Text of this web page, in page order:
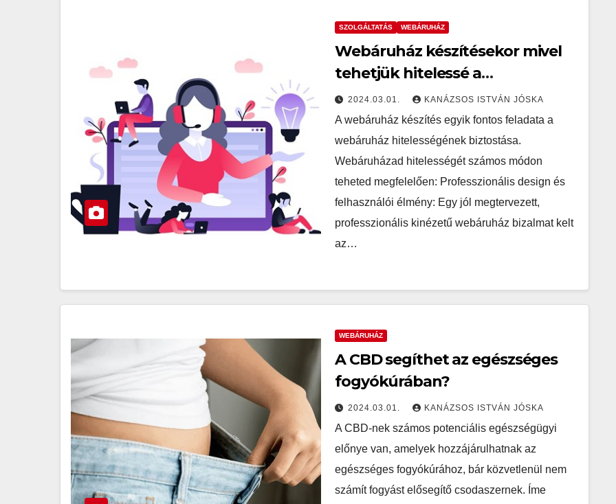
SZOLGÁLTATÁS WEBÁRUHÁZ
Webáruház készítésekor mivel
tehetjük hitelessé a
webáruházunkat?
2024.03.01. KANÁZSOS ISTVÁN JÓSKA
A webáruház készítés egyik fontos feladata a
webáruház hitelességének biztostása.
Webáruházad hitelességét számos módon
teheted megfelelően: Professzionális design és
felhasználói élmény: Egy jól megtervezett,
professzionális kinézetű webáruház bizalmat kelt
az…
WEBÁRUHÁZ
A CBD segíthet az egészséges
fogyókúrában?
2024.03.01. KANÁZSOS ISTVÁN JÓSKA
A CBD-nek számos potenciális egészségügyi
előnye van, amelyek hozzájárulhatnak az
egészséges fogyókúrához, bár közvetlenül nem
számít fogyást elősegítő csodaszernek. Íme